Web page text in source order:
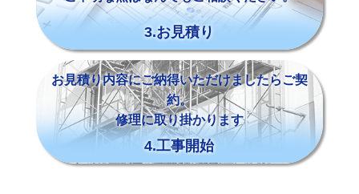
3.お見積り
お見積り内容にご納得いただけましたらご契
約。
修理に取り掛かります
4.工事開始